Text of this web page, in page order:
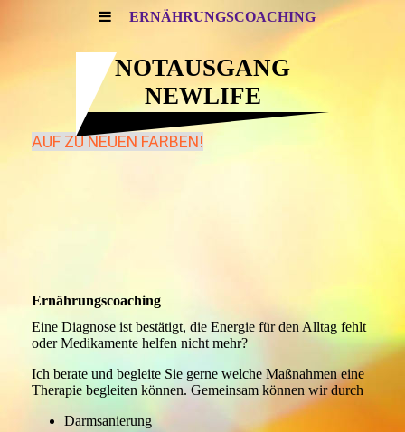
ERNÄHRUNGSCOACHING
NOTAUSGANG
NEWLIFE
AUF ZU NEUEN FARBEN!
Ernährungscoaching
Eine Diagnose ist bestätigt, die Energie für den Alltag fehlt
oder Medikamente helfen nicht mehr?
Ich berate und begleite Sie gerne welche Maßnahmen eine
Therapie begleiten können. Gemeinsam können wir durch
Darmsanierung